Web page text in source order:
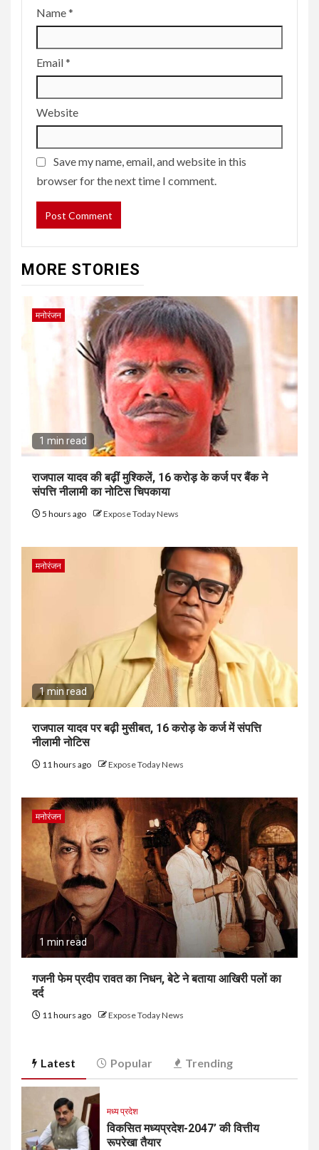
Name*
Email*
Website
Save my name, email, and website in this
browser for the next time I comment.
MORE STORIES
मनोरंजन
1 min read
राजपाल यादव की बढ़ीं मुश्किलें, ₹16 करोड़ के कर्ज पर बैंक ने
संपत्ति नीलामी का नोटिस चिपकाया
5 hours ago Expose Today News
मनोरंजन
1 min read
राजपाल यादव पर बढ़ी मुसीबत, 16 करोड़ के कर्ज में संपत्ति
नीलामी नोटिस
11 hours ago Expose Today News
मनोरंजन
1 min read
गजनी फेम प्रदीप रावत का निधन, बेटे ने बताया आखिरी पलों का
दर्द
11 hours ago Expose Today News
Latest Popular Trending
मध्य प्रदेश
विकसित मध्यप्रदेश-2047’ की वित्तीय
रूपरेखा तैयार